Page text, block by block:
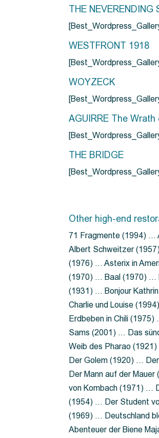
THE NEVERENDING
WESTFRONT 1918
WOYZECK
AGUIRRE The Wrath
THE BRIDGE
Other high-end
71 Fragmente (1994) …
Albert Schweitzer
(1976) … Asterix in
(1970) … Baal (1970) …
(1931) … Bonjour
Charlie und Louise
Erdbeben in Chili
Sams (2001) … Das
Weib des Pharao
Der Golem (1920) …
Der Mann auf der
von Kombach (1971) …
(1954) … Der Student
(1969) … Deutschland
Abenteuer der Biene